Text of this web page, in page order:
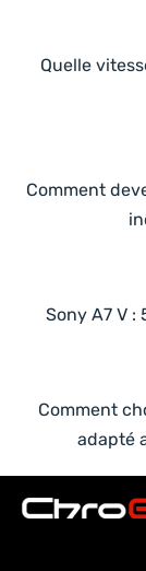
Quelle
Comment
Sony A7 V :
Comment
adapté